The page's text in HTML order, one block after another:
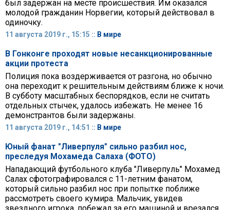
был задержан на месте происшествия. Им оказался
молодой гражданин Норвегии, который действовал в
одиночку.
11 августа 2019 г., 15:15 :: В мире
В Гонконге проходят новые несанкционированные
акции протеста
Полиция пока воздерживается от разгона, но обычно
она переходит к решительным действиям ближе к ночи.
В субботу масштабных беспорядков, если не считать
отдельных стычек, удалось избежать. Не менее 16
демонстрантов были задержаны.
11 августа 2019 г., 14:51 :: В мире
Юный фанат "Ливерпуля" сильно разбил нос,
преследуя Мохамеда Салаха (ФОТО)
Нападающий футбольного клуба "Ливерпуль" Мохамед
Салах сфотографировался с 11-летним фанатом,
который сильно разбил нос при попытке поближе
рассмотреть своего кумира. Мальчик, увидев